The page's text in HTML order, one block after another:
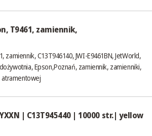
T9461, zamiennik,
zamiennik, C13T946140, JWI-E9461BN, JetWorld,
Epson,Poznań, zamiennik, zamienniki,
| C13T945440 | 10000 str.| yellow